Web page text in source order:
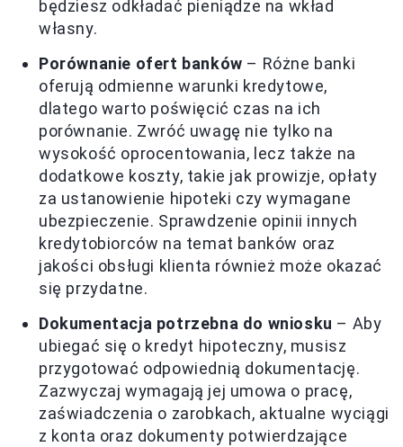
będziesz odkładać pieniądze na wkład
własny.
Porównanie ofert banków – Różne banki
oferują odmienne warunki kredytowe,
dlatego warto poświęcić czas na ich
porównanie. Zwróć uwagę nie tylko na
wysokość oprocentowania, lecz także na
dodatkowe koszty, takie jak prowizje, opłaty
za ustanowienie hipoteki czy wymagane
ubezpieczenie. Sprawdzenie opinii innych
kredytobiorców na temat banków oraz
jakości obsługi klienta również może okazać
się przydatne.
Dokumentacja potrzebna do wniosku – Aby
ubiegać się o kredyt hipoteczny, musisz
przygotować odpowiednią dokumentację.
Zazwyczaj wymagają jej umowa o pracę,
zaświadczenia o zarobkach, aktualne wyciągi
z konta oraz dokumenty potwierdzające